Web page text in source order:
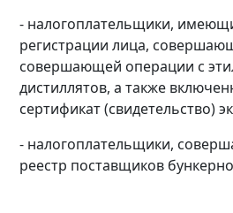
- налогоплательщики,
регистрации лица,
совершающей операции с
дистиллятов, а также
сертификат (свидетельство)
- налогоплательщики,
реестр поставщиков